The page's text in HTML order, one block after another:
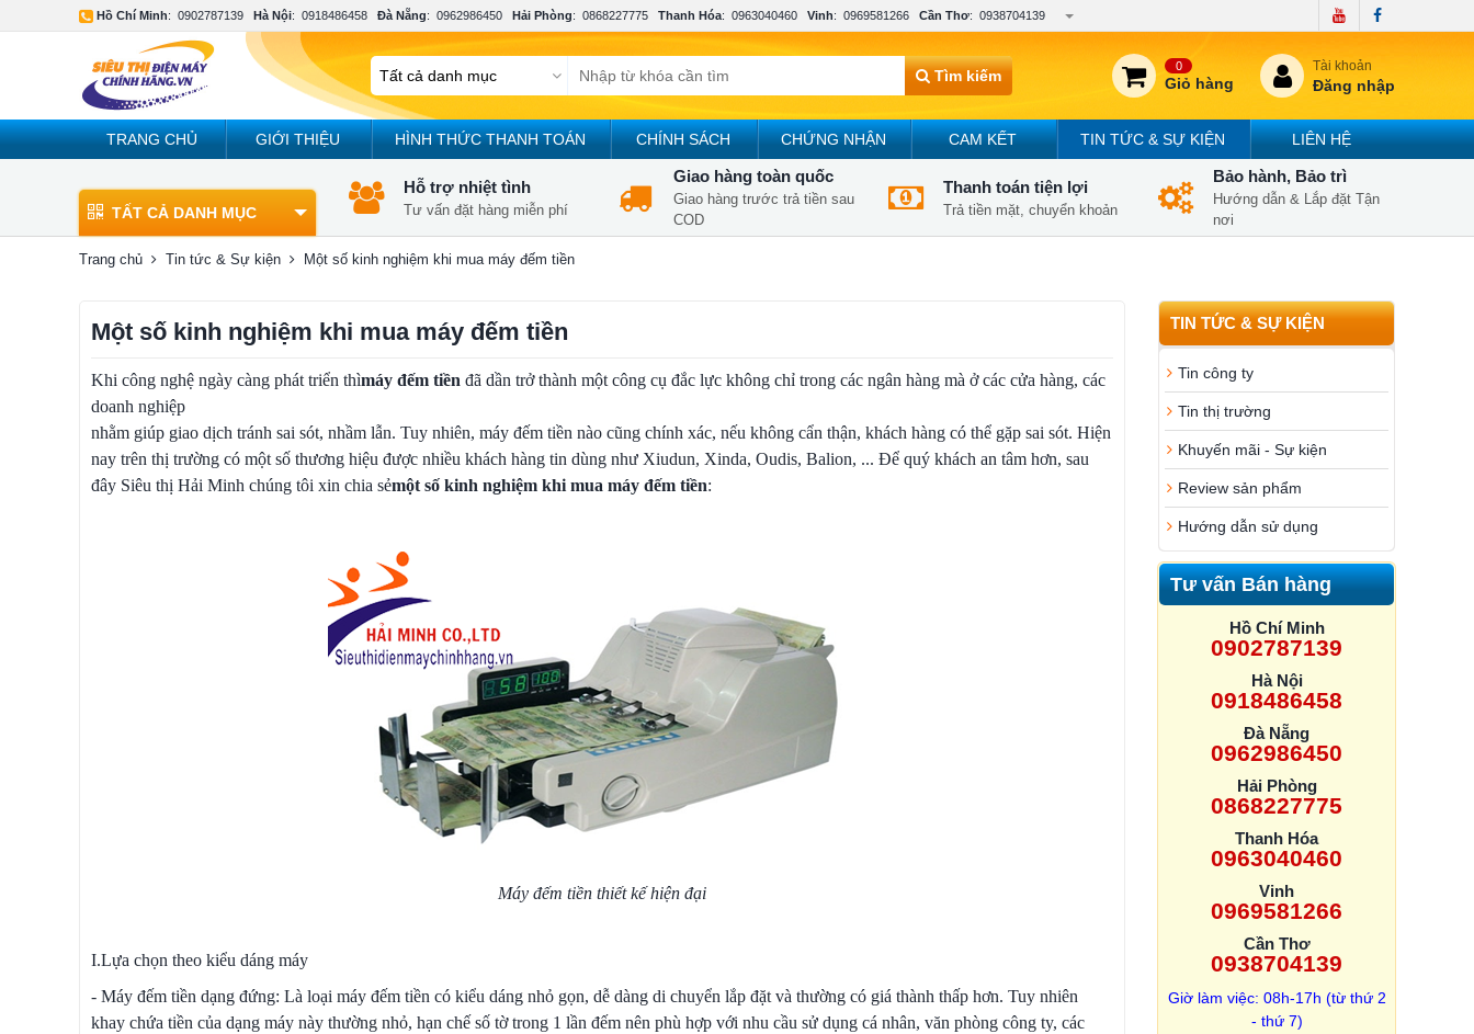
Hồ Chí Minh: 0902787139 Hà Nội: 0918486458 Đà Nẵng: 0962986450 Hải Phòng: 0868227775 Thanh Hóa: 0963040460 Vinh: 0969581266 Cần Thơ: 0938704139
Tìm kiếm
0
Giỏ hàng
Tài khoản
Đăng nhập
TRANG CHỦ GIỚI THIỆU HÌNH THỨC THANH TOÁN CHÍNH SÁCH CHỨNG NHẬN CAM KẾT TIN TỨC & SỰ KIỆN LIÊN HỆ
TẤT CẢ DANH MỤC
Hỗ trợ nhiệt tình
Tư vấn đặt hàng miễn phí
Giao hàng toàn quốc
Giao hàng trước trả tiền sau
COD
Thanh toán tiện lợi
Trả tiền mặt, chuyển khoản
Bảo hành, Bảo trì
Hướng dẫn & Lắp đặt Tận
nơi
Trang chủ Tin tức & Sự kiện Một số kinh nghiệm khi mua máy đếm tiền
TIN TỨC & SỰ KIỆN
Tin công ty
Tin thị trường
Khuyến mãi - Sự kiện
Review sản phẩm
Hướng dẫn sử dụng
Tư vấn Bán hàng
Hồ Chí Minh
0902787139
Hà Nội
0918486458
Đà Nẵng
0962986450
Hải Phòng
0868227775
Thanh Hóa
0963040460
Vinh
0969581266
Cần Thơ
0938704139
Giờ làm việc: 08h-17h (từ thứ 2
- thứ 7)
Một số kinh nghiệm khi mua máy đếm tiền
Khi công nghệ ngày càng phát triển thìmáy đếm tiền đã dần trở thành một công cụ đắc lực không chỉ trong các ngân hàng mà ở các cửa hàng, các
doanh nghiệp
nhằm giúp giao dịch tránh sai sót, nhầm lẫn. Tuy nhiên, máy đếm tiền nào cũng chính xác, nếu không cẩn thận, khách hàng có thể gặp sai sót. Hiện
nay trên thị trường có một số thương hiệu được nhiều khách hàng tin dùng như Xiudun, Xinda, Oudis, Balion, ... Để quý khách an tâm hơn, sau
đây Siêu thị Hải Minh chúng tôi xin chia sẻmột số kinh nghiệm khi mua máy đếm tiền:
Máy đếm tiền thiết kế hiện đại
I.Lựa chọn theo kiểu dáng máy
- Máy đếm tiền dạng đứng: Là loại máy đếm tiền có kiểu dáng nhỏ gọn, dễ dàng di chuyển lắp đặt và thường có giá thành thấp hơn. Tuy nhiên
khay chứa tiền của dạng máy này thường nhỏ, hạn chế số tờ trong 1 lần đếm nên phù hợp với nhu cầu sử dụng cá nhân, văn phòng công ty, các